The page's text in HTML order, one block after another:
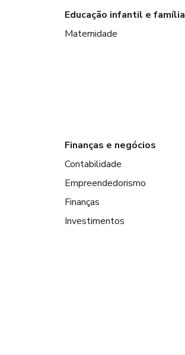
Educação infantil e família
Maternidade
Finanças e negócios
Contabilidade
Empreendedorismo
Finanças
Investimentos